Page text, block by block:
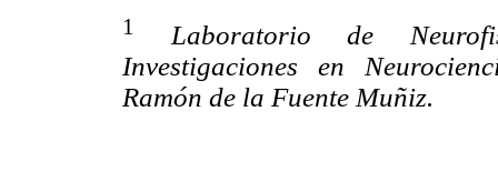
1
Laboratorio de
Investigaciones en
Ramón de la Fuente Muñiz.